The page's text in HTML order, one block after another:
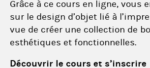
Grâce à ce cours en ligne, vous
sur le design d’objet lié à
vue de créer une collection de
esthétiques et fonctionnelles.
Découvrir le cours et s’inscrire